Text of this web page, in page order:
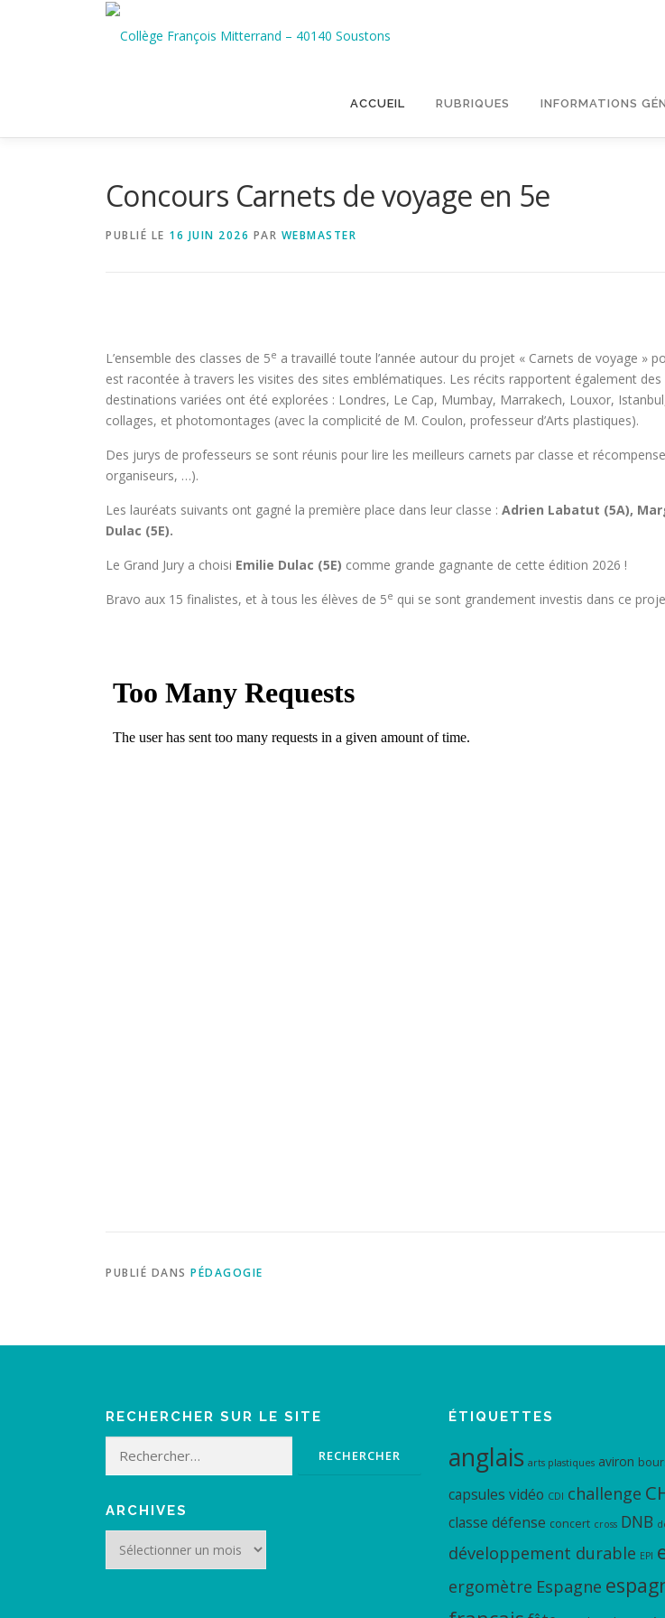
ACCUEIL RUBRIQUES INFORMATIONS
Concours Carnets de voyage en 5e
PUBLIÉ LE 16 JUIN 2026 PAR WEBMASTER
L’ensemble des classes de 5e a travaillé toute l’année autour du projet « Carnets de voyage »
est racontée à travers les visites des sites emblématiques. Les récits rapportent également
destinations variées ont été explorées : Londres, Le Cap, Mumbay, Marrakech, Louxor,
collages, et photomontages (avec la complicité de M. Coulon, professeur d’Arts plastiques).
Des jurys de professeurs se sont réunis pour lire les meilleurs carnets par classe et
organiseurs, …).
Les lauréats suivants ont gagné la première place dans leur classe : Adrien Labatut (5A),
Dulac (5E).
Le Grand Jury a choisi Emilie Dulac (5E) comme grande gagnante de cette édition 2026 !
Bravo aux 15 finalistes, et à tous les élèves de 5e qui se sont grandement investis dans ce
PUBLIÉ DANS PÉDAGOGIE
RECHERCHER SUR LE SITE
ARCHIVES
ÉTIQUETTES
anglais arts plastiques aviron
capsules vidéo CDI challenge
classe défense concert cross DNB
développement durable EPI
ergomètre Espagne